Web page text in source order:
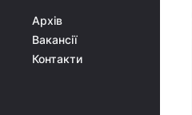
Архів
Вакансії
Контакти